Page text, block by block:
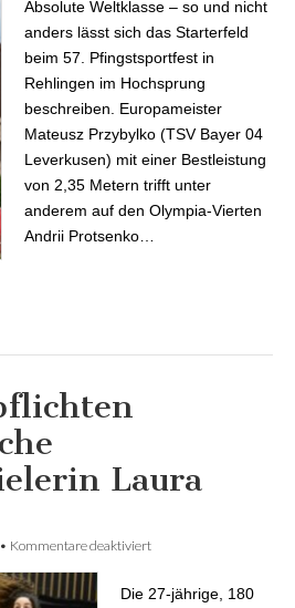
Absolute Weltklasse – so und nicht
anders lässt sich das Starterfeld
beim 57. Pfingstsportfest in
Rehlingen im Hochsprung
beschreiben. Europameister
Mateusz Przybylko (TSV Bayer 04
Leverkusen) mit einer Bestleistung
von 2,35 Metern trifft unter
anderem auf den Olympia-Vierten
Andrii Protsenko…
Laura
• Kommentare deaktiviert
Ferreira
Die 27-jährige, 180